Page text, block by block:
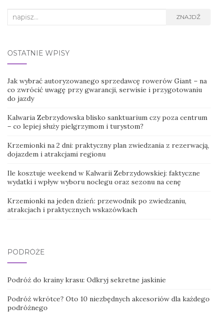
Search
ZNAJDŹ
OSTATNIE WPISY
Jak wybrać autoryzowanego sprzedawcę rowerów Giant – na
co zwrócić uwagę przy gwarancji, serwisie i przygotowaniu
do jazdy
Kalwaria Zebrzydowska blisko sanktuarium czy poza centrum
– co lepiej służy pielgrzymom i turystom?
Krzemionki na 2 dni: praktyczny plan zwiedzania z rezerwacją,
dojazdem i atrakcjami regionu
Ile kosztuje weekend w Kalwarii Zebrzydowskiej: faktyczne
wydatki i wpływ wyboru noclegu oraz sezonu na cenę
Krzemionki na jeden dzień: przewodnik po zwiedzaniu,
atrakcjach i praktycznych wskazówkach
PODRÓŻE
Podróż do krainy krasu: Odkryj sekretne jaskinie
Podróż wkrótce? Oto 10 niezbędnych akcesoriów dla każdego
podróżnego